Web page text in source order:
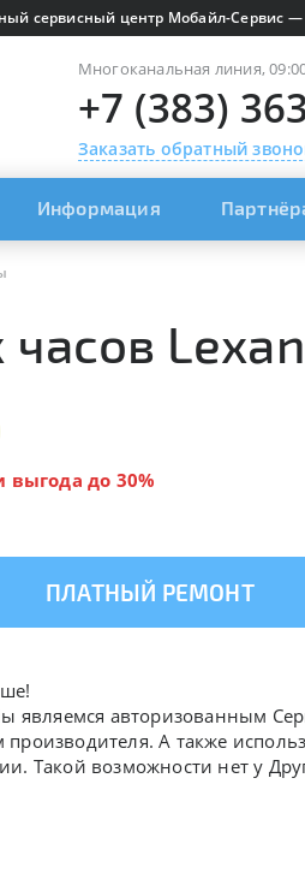
сервисный центр Мобайл-Сервис —
Многоканальная линия,
+7 (383)
Заказать обратный
Информация
выгода до 30%
ПЛАТНЫЙ РЕМОНТ
являемся авторизованным
А также
Такой возможности нет у